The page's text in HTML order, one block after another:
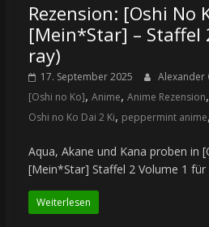
Rezension: [Oshi No
[Mein*Star] – Staffel
ray)
17. September 2025 Alexander
[Oshi no Ko], Anime, Anime Rezension,
Oshi no Ko Dai 2 Ki, peppermint anime,
Aqua, Akane und Kana proben in
[Mein*Star] Staffel 2 Volume 1
Weiterlesen